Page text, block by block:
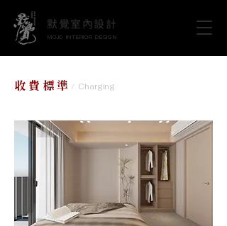
MOJO INTERIOR DESIGN
默覺室內設計
​收費標準 / Charging